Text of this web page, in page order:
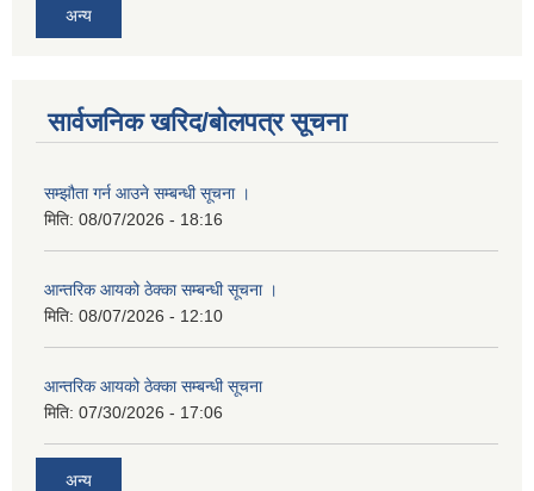
अन्य
सार्वजनिक खरिद/बोलपत्र सूचना
सम्झौता गर्न आउने सम्बन्धी सूचना ।
मिति: 08/07/2026 - 18:16
आन्तरिक आयको ठेक्का सम्बन्धी सूचना ।
मिति: 08/07/2026 - 12:10
आन्तरिक आयको ठेक्का सम्बन्धी सूचना
मिति: 07/30/2026 - 17:06
अन्य